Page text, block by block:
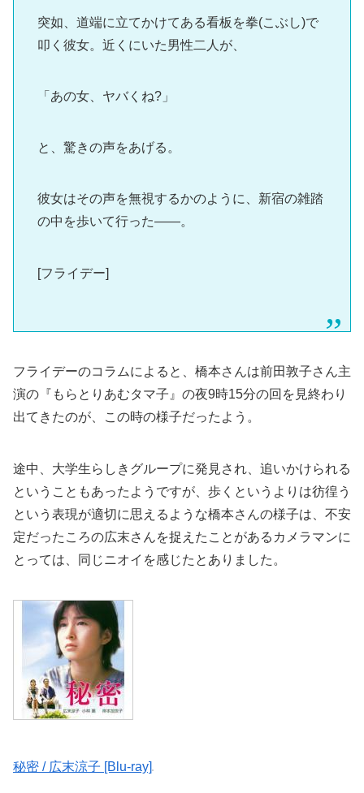
突如、道端に立てかけてある看板を拳(こぶし)で
叩く彼女。近くにいた男性二人が、
「あの女、ヤバくね?」
と、驚きの声をあげる。
彼女はその声を無視するかのように、新宿の雑踏
の中を歩いて行った――。
[フライデー]
フライデーのコラムによると、橋本さんは前田敦子さん主
演の『もらとりあむタマ子』の夜9時15分の回を見終わり
出てきたのが、この時の様子だったよう。
途中、大学生らしきグループに発見され、追いかけられる
ということもあったようですが、歩くというよりは彷徨う
という表現が適切に思えるような橋本さんの様子は、不安
定だったころの広末さんを捉えたことがあるカメラマンに
とっては、同じニオイを感じたとありました。
秘密 / 広末涼子 [Blu-ray]